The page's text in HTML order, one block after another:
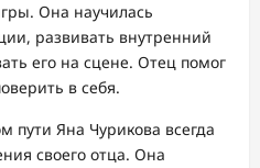
Она научилась
развивать внутренний
его на сцене. Отец помог
в себя.
пути Яна Чурикова всегда
своего отца. Она